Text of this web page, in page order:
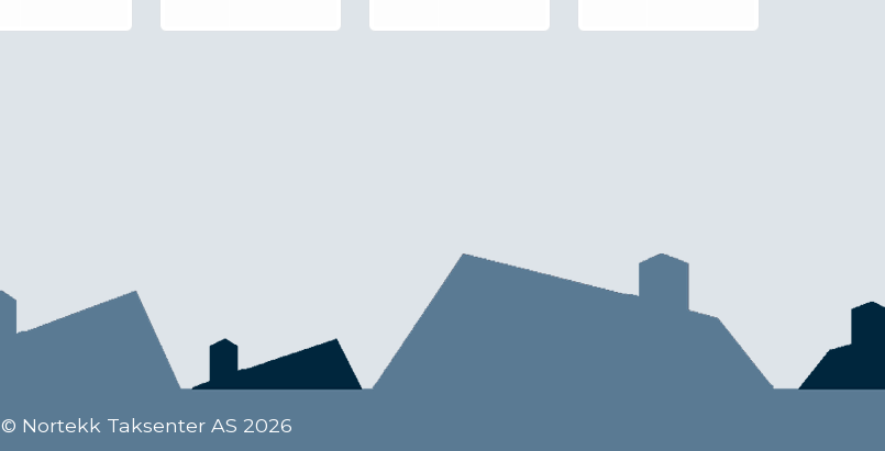
© Nortekk Taksenter AS 2026